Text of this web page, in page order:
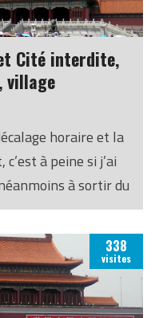
trois semaines…
et l’excitation
Cité interdite,
village
horaire et la
à peine si j’ai
à sortir du
dans la ville,
Direction tout
sud du centre-ville. Il
de la ville.
à l’Empereur de
338
visites